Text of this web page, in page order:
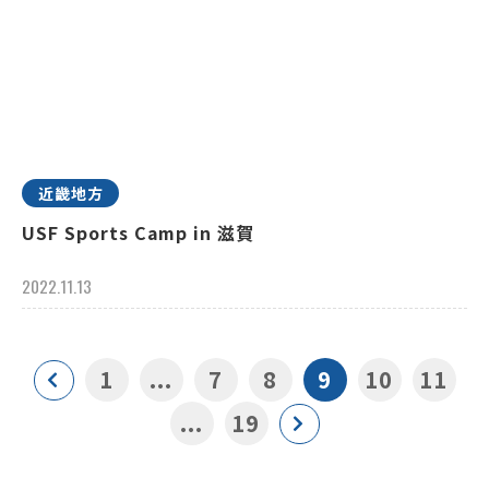
近畿地方
USF Sports Camp in 滋賀
2022.11.13
1 ... 7 8 9 10
11
...
19